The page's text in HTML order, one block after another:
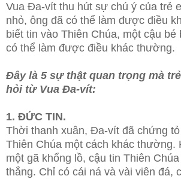
Vua Đa-vít thu hút sự chú ý của trẻ
nhỏ, ông đã có thể làm được điều
biết tin vào Thiên Chúa, một cậu
có thể làm được điều khác thường.
Đây là 5 sự thật quan trọng mà
hỏi từ Vua Đa-vít:
1. ĐỨC TIN.
Thời thanh xuân, Đa-vít đã chứng
Thiên Chúa một cách khác thường.
một gã khổng lồ, cậu tin Thiên
thắng. Chỉ có cái ná và vài viên đá,